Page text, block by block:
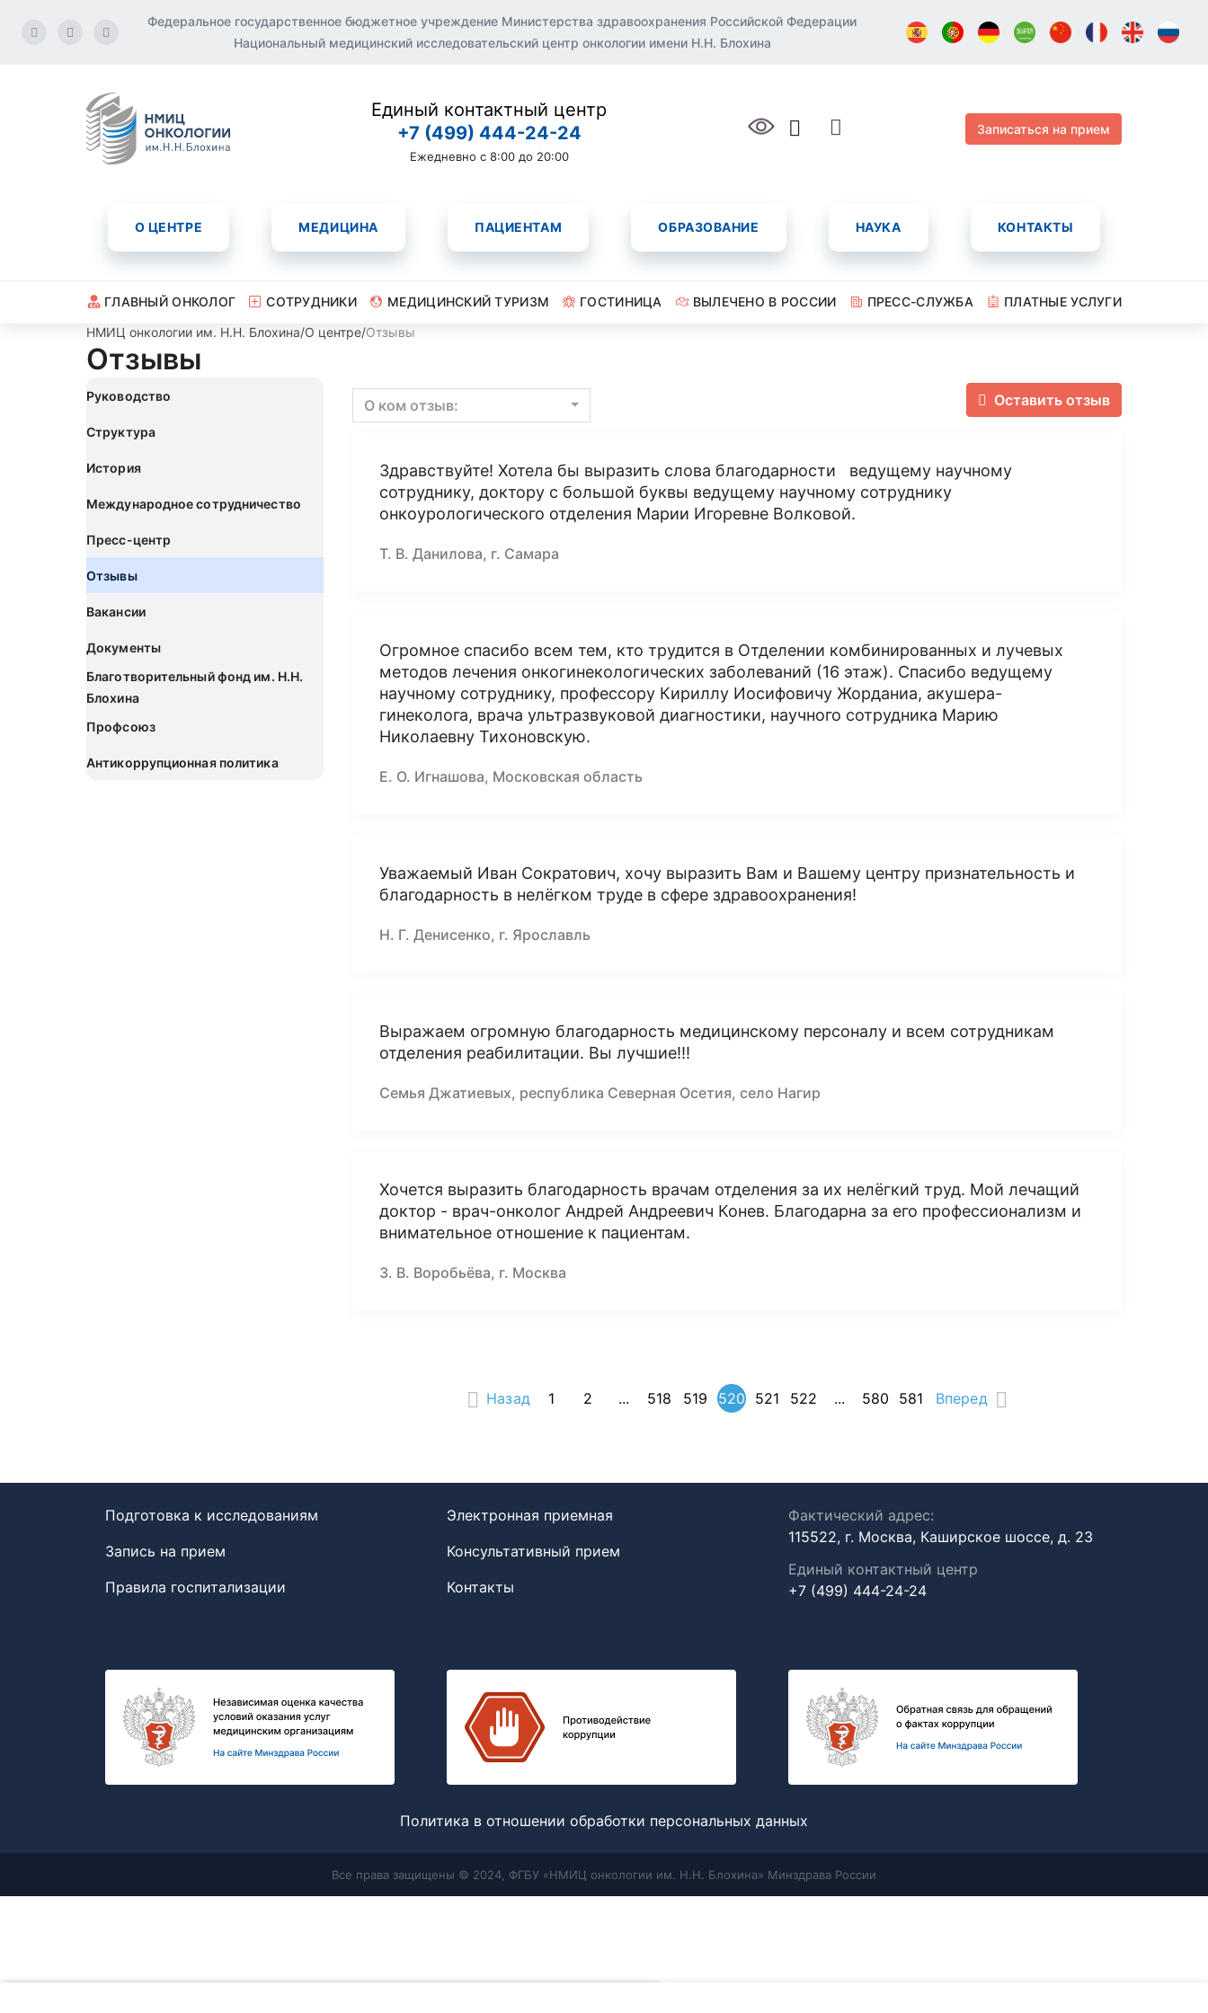
Федеральное государственное бюджетное учреждение Министерства здравоохранения Российской Федерации
Национальный медицинский исследовательский центр онкологии имени Н.Н. Блохина
Единый контактный центр
+7 (499) 444-24-24
Ежедневно с 8:00 до 20:00
Записаться на прием
О ЦЕНТРЕ МЕДИЦИНА ПАЦИЕНТАМ ОБРАЗОВАНИЕ НАУКА КОНТАКТЫ
ГЛАВНЫЙ ОНКОЛОГ СОТРУДНИКИ МЕДИЦИНСКИЙ ТУРИЗМ ГОСТИНИЦА ВЫЛЕЧЕНО В РОССИИ ПРЕСС-СЛУЖБА
ПЛАТНЫЕ УСЛУГИ
НМИЦ онкологии им. Н.Н. Блохина/О центре/Отзывы
Отзывы
Руководство
Структура
История
Международное сотрудничество
Пресс-центр
Отзывы
Вакансии
Документы
Благотворительный фонд им. Н.Н.
Блохина
Профсоюз
Антикоррупционная политика
Оставить отзыв
О ком отзыв:
Здравствуйте! Хотела бы выразить слова благодарности ведущему научному
сотруднику, доктору с большой буквы ведущему научному сотруднику
онкоурологического отделения Марии Игоревне Волковой.
Т. В. Данилова, г. Самара
Огромное спасибо всем тем, кто трудится в Отделении комбинированных и лучевых
методов лечения онкогинекологических заболеваний (16 этаж). Спасибо ведущему
научному сотруднику, профессору Кириллу Иосифовичу Жорданиа, акушера-
гинеколога, врача ультразвуковой диагностики, научного сотрудника Марию
Николаевну Тихоновскую.
Е. О. Игнашова, Московская область
Уважаемый Иван Сократович, хочу выразить Вам и Вашему центру признательность и
благодарность в нелёгком труде в сфере здравоохранения!
Н. Г. Денисенко, г. Ярославль
Выражаем огромную благодарность медицинскому персоналу и всем сотрудникам
отделения реабилитации. Вы лучшие!!!
Семья Джатиевых, республика Северная Осетия, село Нагир
Хочется выразить благодарность врачам отделения за их нелёгкий труд. Мой лечащий
доктор - врач-онколог Андрей Андреевич Конев. Благодарна за его профессионализм и
внимательное отношение к пациентам.
З. В. Воробьёва, г. Москва
Назад 1 2 ... 518 519 520 521 522 ... 580 581 Вперед
Подготовка к исследованиям
Запись на прием
Правила госпитализации
Электронная приемная
Консультативный прием
Контакты
Фактический адрес:
115522, г. Москва, Каширское шоссе, д. 23
Единый контактный центр
+7 (499) 444-24-24
Политика в отношении обработки персональных данных
Все права защищены © 2024, ФГБУ «НМИЦ онкологии им. Н.Н. Блохина» Минздрава России